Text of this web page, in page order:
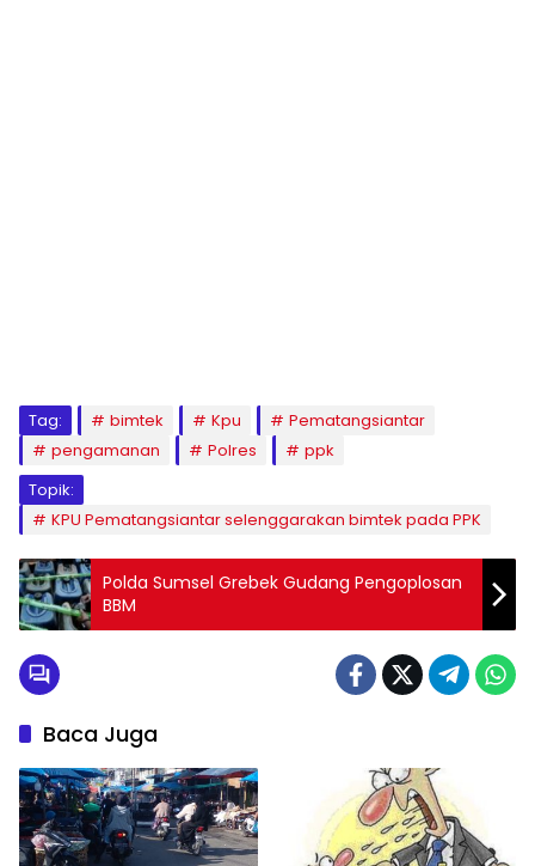
Tag: bimtek Kpu
Pematangsiantar
pengamanan
Polres
ppk
Topik:
KPU Pematangsiantar selenggarakan bimtek pada PPK
Polda Sumsel Grebek Gudang Pengoplosan
BBM
Baca Juga